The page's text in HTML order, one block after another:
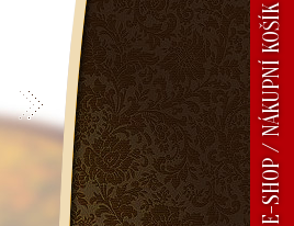
E-SHOP / NÁKUPNÍ KOŠÍK